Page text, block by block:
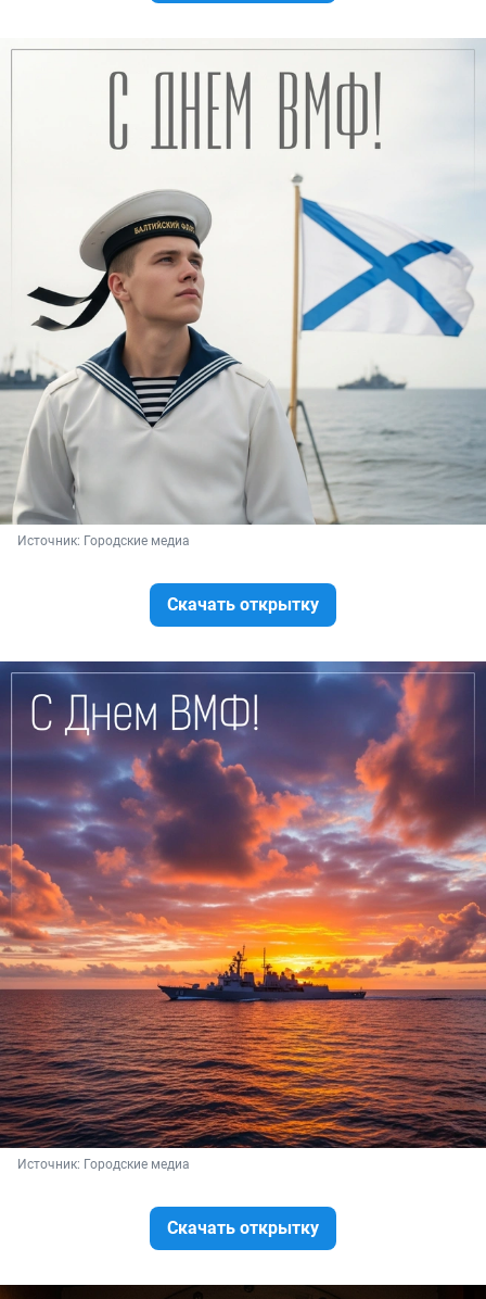
Источник: Городские медиа
Скачать открытку
Источник: Городские медиа
Скачать открытку